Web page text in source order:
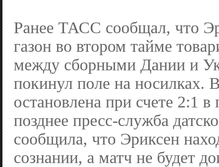
Ранее ТАСС сообщал, что
газон во втором тайме
между сборными Дании и
покинул поле на носилках.
остановлена при счете 2:1 в
позднее пресс-служба
сообщила, что Эриксен
сознании, а матч не будет